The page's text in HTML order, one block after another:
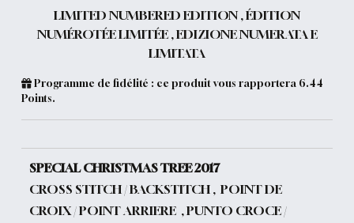
LIMITED NUMBERED EDITION , ÉDITION
NUMÉROTÉE LIMITÉE , EDIZIONE NUMERATA E
LIMITATA
Programme de fidélité : ce produit vous rapportera 6.44
Points.
SPECIAL CHRISTMAS TREE 2017
CROSS STITCH / BACKSTITCH , POINT DE
CROIX / POINT ARRIERE , PUNTO CROCE /